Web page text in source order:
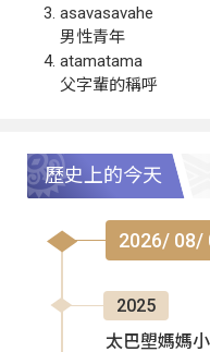
asavasavahe
男性青年
atamatama
父字輩的稱呼
歷史上的今天
2026/ 08/
2025
太巴塱媽媽